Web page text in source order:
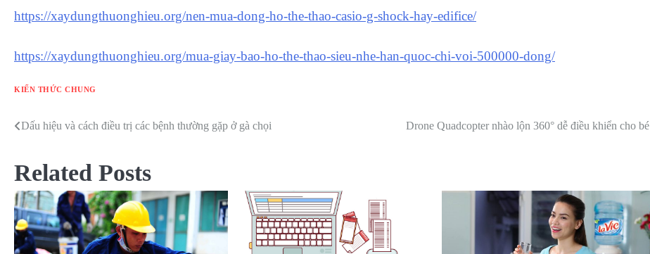
https://xaydungthuonghieu.org/nen-mua-dong-ho-the-thao-casio-g-shock-hay-edifice/
https://xaydungthuonghieu.org/mua-giay-bao-ho-the-thao-sieu-nhe-han-quoc-chi-voi-500000-dong/
KIẾN THỨC CHUNG
Điều
bài
viết
Dấu hiệu và cách điều trị các bệnh thường gặp ở gà chọi Drone Quadcopter nhào lộn 360° dễ điều khiển cho bé
Related Posts